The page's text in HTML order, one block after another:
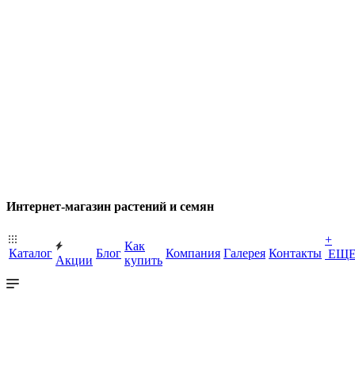
Интернет-магазин растений и семян
Каталог
Акции
Блог
Как
купить
Компания Галерея Контакты
+